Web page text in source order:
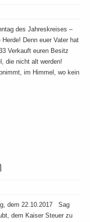
des Jahreskreises –
Denn euer Vater hat
Verkauft euren Besitz
die nicht alt werden!
im Himmel, wo kein
dem 22.10.2017 Sag
dem Kaiser Steuer zu